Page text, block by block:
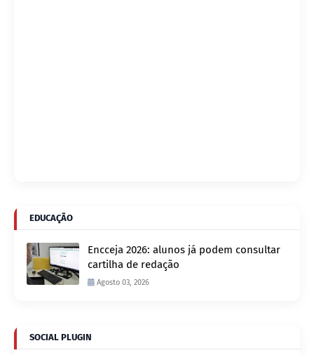
EDUCAÇÃO
Encceja 2026: alunos já podem consultar
cartilha de redação
Agosto 03, 2026
SOCIAL PLUGIN